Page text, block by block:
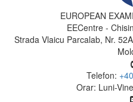
EUROPEAN
EECentre -
Strada Vlaicu Parcalab, Nr.
Telefon:
Orar: Luni-